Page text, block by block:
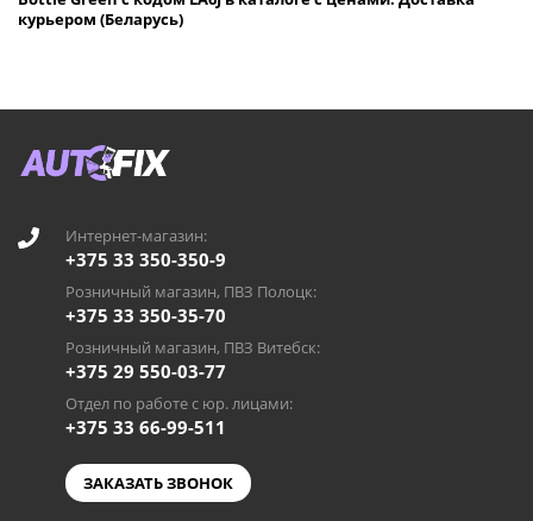
курьером (Беларусь)
Интернет-магазин:
+375 33 350-350-9
Розничный магазин, ПВЗ Полоцк:
+375 33 350-35-70
Розничный магазин, ПВЗ Витебск:
+375 29 550-03-77
Отдел по работе с юр. лицами:
+375 33 66-99-511
ЗАКАЗАТЬ ЗВОНОК